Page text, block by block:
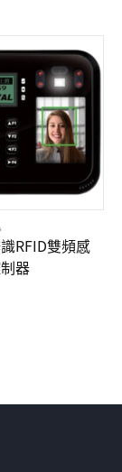
RFID雙頻感
器